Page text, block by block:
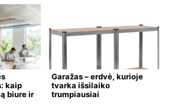
kaip
biure ir
Garažas – erdvė, kurioje
tvarka išsilaiko
trumpiausiai